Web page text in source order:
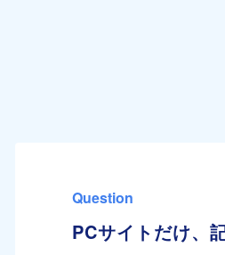
Question
PCサイトだけ、